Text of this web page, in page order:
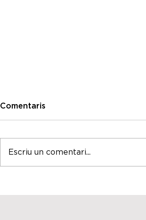
descompte al JAZZ I AM
Comentaris
Escriu un comentari...